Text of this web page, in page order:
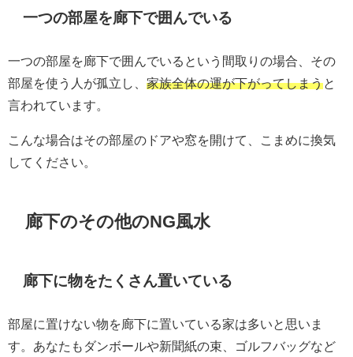
一つの部屋を廊下で囲んでいる
一つの部屋を廊下で囲んでいるという間取りの場合、その
部屋を使う人が孤立し、 家族全体の運が下がってしまうと
言われています。
こんな場合はその部屋のドアや窓を開けて、こまめに換気
してください。
廊下のその他のNG風水
廊下に物をたくさん置いている
部屋に置けない物を廊下に置いている家は多いと思いま
す。あなたもダンボールや新聞紙の束、ゴルフバッグなど